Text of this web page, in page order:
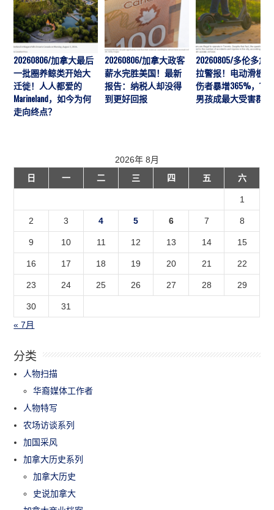
20260806/加拿大最后
一批圈养鲸类开始大
迁徙！人人都爱的
Marineland，如今为何
走向终点？
20260806/加拿大政客
薪水完胜美国！最新
报告：纳税人却没得
到更好回报
20260805/多伦多急
拉警报！电动滑板车
伤者暴增365%，10
男孩成最大受害群体
2026年 8月
日
一 二 三 四 五 六
1
2 3 4 5 6 7 8
9 10 11 12 13 14 15
16 17 18 19 20 21 22
23 24 25 26 27 28 29
30
31
« 7月
分类
人物扫描
华裔媒体工作者
人物特写
农场访谈系列
加国采风
加拿大历史系列
加拿大历史
史说加拿大